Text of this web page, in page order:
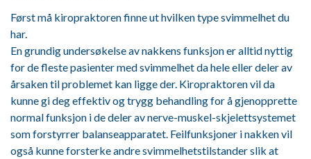
Først må kiropraktoren finne ut hvilken type svimmelhet du
har.
En grundig undersøkelse av nakkens funksjon er alltid nyttig
for de fleste pasienter med svimmelhet da hele eller deler av
årsaken til problemet kan ligge der. Kiropraktoren vil da
kunne gi deg effektiv og trygg behandling for å gjenopprette
normal funksjon i de deler av nerve-muskel-skjelettsystemet
som forstyrrer balanseapparatet. Feilfunksjoner i nakken vil
også kunne forsterke andre svimmelhetstilstander slik at